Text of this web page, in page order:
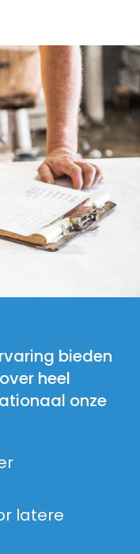
bieden
heel
onze
latere